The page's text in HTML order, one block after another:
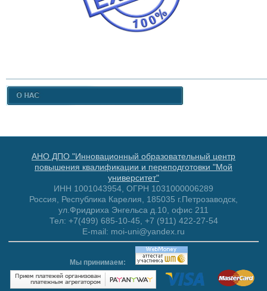
АНО ДПО "Инновационный образовательный центр
повышения квалификации и переподготовки "Мой
университет"
ИНН 1001043954, ОГРН 1031000006289
Россия, Республика Карелия, 185035 г.Петрозаводск,
ул.Фридриха Энгельса д.10, офис 211
Тел: +7(499) 685-10-45, +7 (911) 422-27-54
E-mail: moi-uni@yandex.ru
Мы принимаем: